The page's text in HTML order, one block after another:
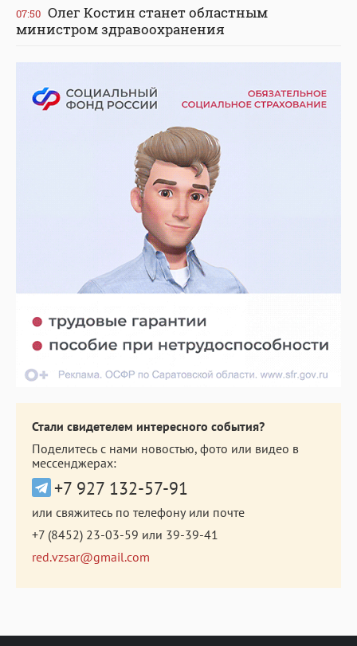
07:50 Олег Костин станет областным
министром здравоохранения
Стали свидетелем интересного события?
Поделитесь с нами новостью, фото или видео в
мессенджерах:
+7 927 132-57-91
или свяжитесь по телефону или почте
+7 (8452) 23-03-59 или 39-39-41
red.vzsar@gmail.com